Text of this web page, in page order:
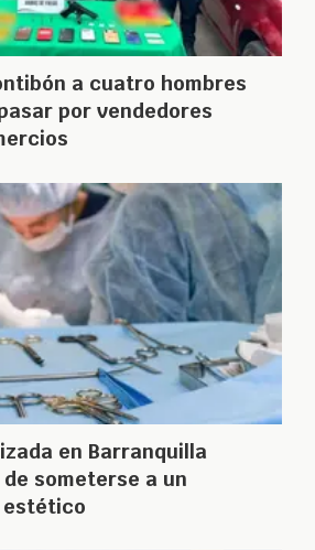
a cuatro hombres
por vendedores
en Barranquilla
someterse a un